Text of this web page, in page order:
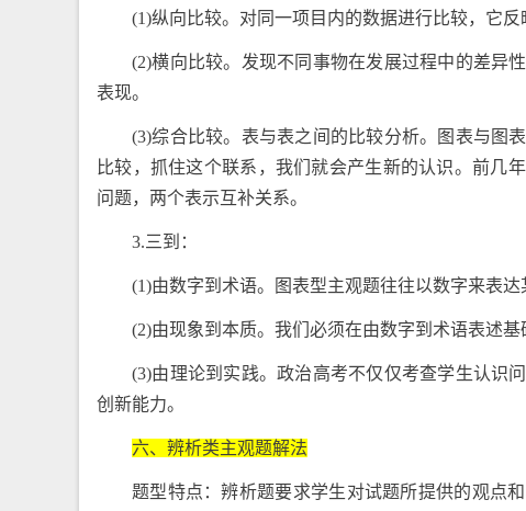
(1)纵向比较。对同一项目内的数据进行比较，它反
(2)横向比较。发现不同事物在发展过程中的差异
表现。
(3)综合比较。表与表之间的比较分析。图表与图
比较，抓住这个联系，我们就会产生新的认识。前几
问题，两个表示互补关系。
3.三到：
(1)由数字到术语。图表型主观题往往以数字来表
(2)由现象到本质。我们必须在由数字到术语表述基
(3)由理论到实践。政治高考不仅仅考查学生认识
创新能力。
六、辨析类主观题解法
题型特点：辨析题要求学生对试题所提供的观点